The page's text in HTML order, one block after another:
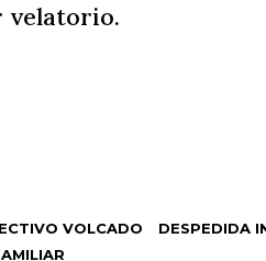
velatorio.
VOLCADO
DESPEDIDA